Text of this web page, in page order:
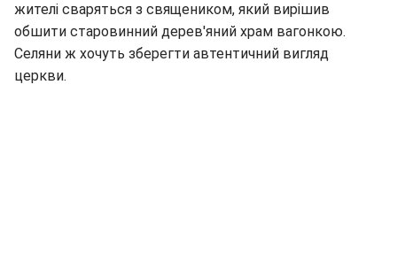
жителі сваряться з священиком, який вирішив
обшити старовинний дерев'яний храм вагонкою.
Селяни ж хочуть зберегти автентичний вигляд
церкви.